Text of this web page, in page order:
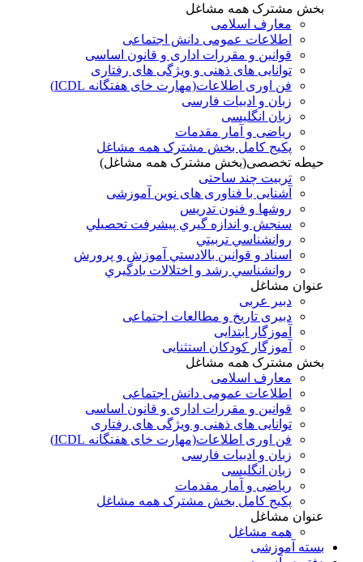
بخش مشترک همه مشاغل
معارف اسلامی
اطلاعات عمومی دانش اجتماعی
قوانین و مقررات اداری و قانون اساسی
توانایی های ذهنی و ویژگی های رفتاری
فن اوری اطلاعات(مهارت خای هفتگانه ICDL)
زبان و ادبیات فارسی
زبان انگلیسی
ریاضی و آمار مقدمات
پکیج کامل بخش مشترک همه مشاغل
حیطه تخصصی(بخش مشترک همه مشاغل)
تربیت چند ساحتی
آشنایی با فناوری های نوین آموزشی
روشها و فنون تدريس
سنجش و اندازه گيري پيشرفت تحصيلي
روانشناسي تربيتي
اسناد و قوانين بالادستي آموزش و پرورش
روانشناسي رشد و اختلالات يادگيري
عنوان مشاغل
دبير عربی
دبیری تاریخ و مطالعات اجتماعی
آموزگار ابتدایی
آموزگار کودکان استثنایی
بخش مشترک همه مشاغل
معارف اسلامی
اطلاعات عمومی دانش اجتماعی
قوانین و مقررات اداری و قانون اساسی
توانایی های ذهنی و ویژگی های رفتاری
فن اوری اطلاعات(مهارت خای هفتگانه ICDL)
زبان و ادبیات فارسی
زبان انگلیسی
ریاضی و آمار مقدمات
پکیج کامل بخش مشترک همه مشاغل
عنوان مشاغل
همه مشاغل
بسته آموزشی